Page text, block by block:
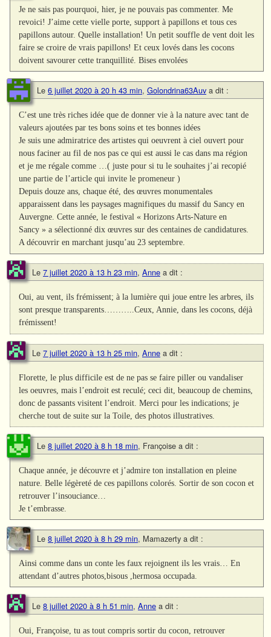
Je ne sais pas pourquoi, hier, je ne pouvais pas commenter. Me
revoici! J’aime cette vielle porte, support à papillons et tous ces
papillons autour. Quelle installation! Un petit souffle de vent doit les
faire se croire de vrais papillons! Et ceux lovés dans les cocons
doivent savourer cette tranquillité. Bises envolées
Le 6 juillet 2020 à 20 h 43 min, Golondrina63Auv a dit :
C’est une très riches idée que de donner vie à la nature avec tant de
valeurs ajoutées par tes bons soins et tes bonnes idées
Je suis une admiratrice des artistes qui oeuvrent à ciel ouvert pour
nous faciner au fil de nos pas ce qui est aussi le cas dans ma région
et je me régale comme …( juste pour si tu le souhaites j’ai recopié
une partie de l’article qui invite le promeneur )
Depuis douze ans, chaque été, des œuvres monumentales
apparaissent dans les paysages magnifiques du massif du Sancy en
Auvergne. Cette année, le festival « Horizons Arts-Nature en
Sancy » a sélectionné dix œuvres sur des centaines de candidatures.
A découvrir en marchant jusqu’au 23 septembre.
Le 7 juillet 2020 à 13 h 23 min, Anne a dit :
Oui, au vent, ils frémissent; à la lumière qui joue entre les arbres, ils
sont presque transparents………..Ceux, Annie, dans les cocons, déjà
frémissent!
Le 7 juillet 2020 à 13 h 25 min, Anne a dit :
Florette, le plus difficile est de ne pas se faire piller ou vandaliser
les oeuvres, mais l’endroit est reculé; ceci dit, beaucoup de chemins,
donc de passants visitent l’endroit. Merci pour les indications; je
cherche tout de suite sur la Toile, des photos illustratives.
Le 8 juillet 2020 à 8 h 18 min, Françoise a dit :
Chaque année, je découvre et j’admire ton installation en pleine
nature. Belle légèreté de ces papillons colorés. Sortir de son cocon et
retrouver l’insouciance…
Je t’embrasse.
Le 8 juillet 2020 à 8 h 29 min, Mamazerty a dit :
Ainsi comme dans un conte les faux rejoignent ils les vrais… En
attendant d’autres photos,bisous ,hermosa occupada.
Le 8 juillet 2020 à 8 h 51 min, Anne a dit :
Oui, Françoise, tu as tout compris sortir du cocon, retrouver